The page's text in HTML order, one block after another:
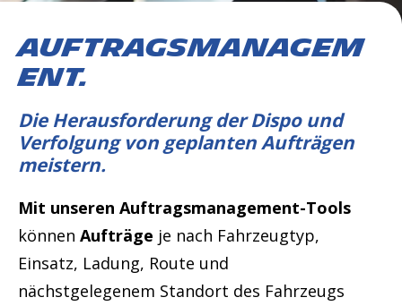
AUFTRAGSMANAGEM
ENT.
Die Herausforderung der Dispo und
Verfolgung von geplanten Aufträgen
meistern.
Mit unseren Auftragsmanagement-Tools
können Aufträge je nach Fahrzeugtyp,
Einsatz, Ladung, Route und
nächstgelegenem Standort des Fahrzeugs